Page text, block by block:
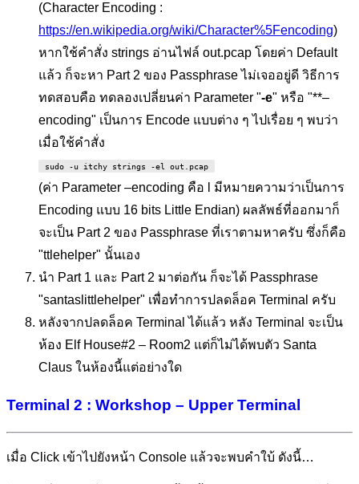
(Character Encoding :
https://en.wikipedia.org/wiki/Character%5Fencoding)
หากใช้คำสั่ง strings อ่านไฟล์ out.pcap โดยค่า Default
แล้ว ก็จะหา Part 2 ของ Passphrase ไม่เจออยู่ดี วิธีการ
ทดสอบคือ ทดลองเปลี่ยนค่า Parameter "-e" หรือ "**–
encoding" เป็นการ Encode แบบต่าง ๆ ไปเรื่อย ๆ พบว่า
เมื่อใช้คำสั่ง
sudo -u itchy strings -el out.pcap
(ค่า Parameter –encoding คือ l มีหมายความว่าเป็นการ
Encoding แบบ 16 bits Little Endian) ผลลัพธ์ที่ออกมาก็
จะเป็น Part 2 ของ Passphrase ที่เราตามหาครับ ซึ่งก็คือ
"ttlehelper" นั้นเอง
นำ Part 1 และ Part 2 มาต่อกัน ก็จะได้ Passphrase
"santaslittlehelper" เพื่อทำการปลดล็อค Terminal ครับ
หลังจากปลดล็อค Terminal ได้แล้ว หลัง Terminal จะเป็น
ห้อง Elf House#2 – Room2 แต่ก็ไม่ได้พบตัว Santa
Claus ในห้องนี้แต่อย่างใด
Terminal 2 : Workshop – Upper Terminal
เมื่อ Click เข้าไปยังหน้า Console แล้วจะพบคำใบ้ ดังนี้…